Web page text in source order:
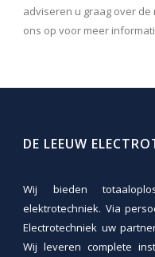
adviseren u graag over de
ons op voor meer
DE LEEUW
Wij bieden
elektrotechniek. Via
Electrotechniek uw
Wij leveren complete